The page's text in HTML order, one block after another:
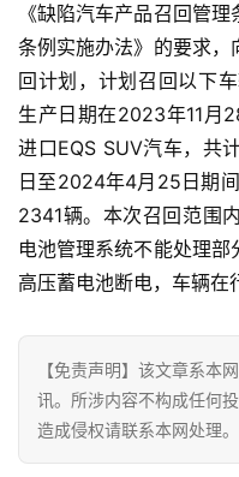
首
页
资
业
消
《缺陷汽车产品召回管
条例实施办法》的要求，
回计划，计划召回以下
生产日期在2023年11月
进口EQS SUV汽车，共
日至2024年4月25日期
2341辆。本次召回范围
电池管理系统不能处理
高压蓄电池断电，车辆在
【免责声明】该文章系本
讯。所涉内容不构成任何
造成侵权请联系本网处理。